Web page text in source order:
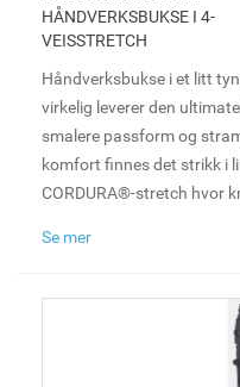
HÅNDVERKSBUKSE I 4-
VEISSTRETCH
Håndverksbukse i et litt
virkelig leverer den
smalere passform og
komfort finnes det strikk i
CORDURA®-stretch hvor
venstre side. For økt
arbeidsdager.
Se mer